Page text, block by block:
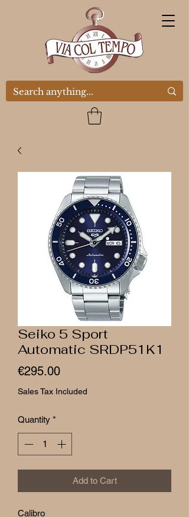
Seiko 5 Sport
Automatic SRDP51K1
€295.00Price
Sales Tax Included
Quantity *
Add to Cart
Calibro